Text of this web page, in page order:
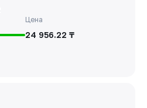
Цена
24 956.22 ₸